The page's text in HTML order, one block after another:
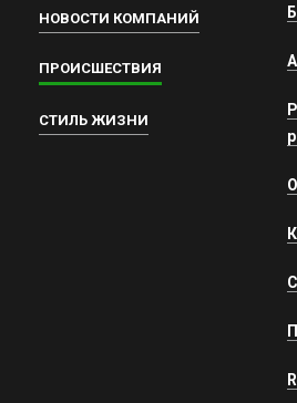
НОВОСТИ КОМПАНИЙ
ПРОИСШЕСТВИЯ
СТИЛЬ ЖИЗНИ